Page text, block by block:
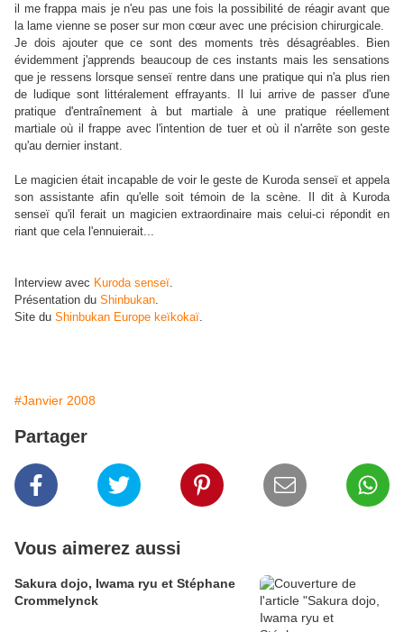
il me frappa mais je n'eu pas une fois la possibilité de réagir avant que
la lame vienne se poser sur mon cœur avec une précision chirurgicale.
Je dois ajouter que ce sont des moments très désagréables. Bien
évidemment j'apprends beaucoup de ces instants mais les sensations
que je ressens lorsque senseï rentre dans une pratique qui n'a plus rien
de ludique sont littéralement effrayants. Il lui arrive de passer d'une
pratique d'entraînement à but martiale à une pratique réellement
martiale où il frappe avec l'intention de tuer et où il n'arrête son geste
qu'au dernier instant.
Le magicien était incapable de voir le geste de Kuroda senseï et appela
son assistante afin qu'elle soit témoin de la scène. Il dit à Kuroda
senseï qu'il ferait un magicien extraordinaire mais celui-ci répondit en
riant que cela l'ennuierait...
Interview avec Kuroda senseï.
Présentation du Shinbukan.
Site du Shinbukan Europe keïkokaï.
#Janvier 2008
Partager
Vous aimerez aussi
Sakura dojo, Iwama ryu et Stéphane
Crommelynck